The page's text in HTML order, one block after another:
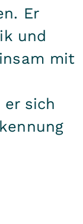
Er
und
mit
sich